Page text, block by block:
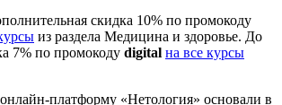
скидка 10% по промокоду
из раздела Медицина и здоровье. До
7% по промокоду digital на все курсы
платформу «Нетология» основали в